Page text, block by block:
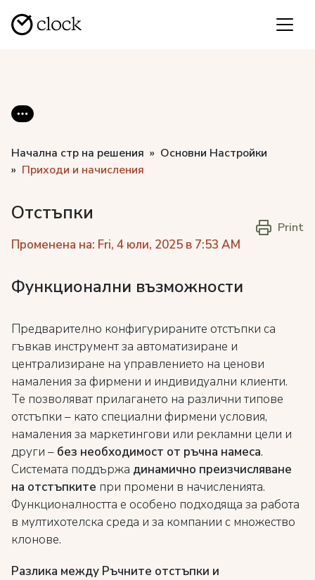
Начална стр на решения
Основни Настройки
Приходи и начисления
Отстъпки
Променена на: Fri, 4 юли, 2025 в 7:53 AM
Print
Функционални възможности
Предварително конфигурираните отстъпки са
гъвкав инструмент за автоматизиране и
централизиране на управлението на ценови
намаления за фирмени и индивидуални клиенти.
Те позволяват прилагането на различни типове
отстъпки – като специални фирмени условия,
намаления за маркетингови или рекламни цели и
други – без необходимост от ръчна намеса.
Системата поддържа динамично преизчисляване
на отстъпките при промени в начисленията.
Функционалността е особено подходяща за работа
в мултихотелска среда и за компании с множество
клонове.
Разлика между Ръчните отстъпки и